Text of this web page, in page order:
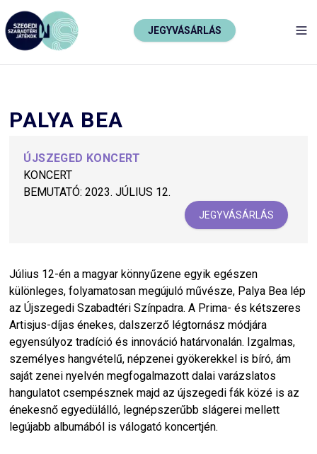
JEGYVÁSÁRLÁS
PALYA BEA
ÚJSZEGED KONCERT
KONCERT
BEMUTATÓ: 2023. JÚLIUS 12.
JEGYVÁSÁRLÁS
Július 12-én a magyar könnyűzene egyik egészen
különleges, folyamatosan megújuló művésze, Palya Bea lép
az Újszegedi Szabadtéri Színpadra. A Prima- és kétszeres
Artisjus-díjas énekes, dalszerző légtornász módjára
egyensúlyoz tradíció és innováció határvonalán. Izgalmas,
személyes hangvételű, népzenei gyökerekkel is bíró, ám
saját zenei nyelvén megfogalmazott dalai varázslatos
hangulatot csempésznek majd az újszegedi fák közé is az
énekesnő egyedülálló, legnépszerűbb slágerei mellett
legújabb albumából is válogató koncertjén.